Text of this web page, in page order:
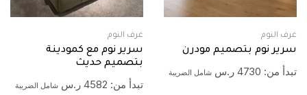
غرف النوم
سرير نوم بتصميم مودرن
تبدأ من: 4730 ر.س شامل الضريبة
غرف النوم
سرير نوم مع كمودينة
بتصميم حديث
تبدأ من: 4582 ر.س شامل الضريبة